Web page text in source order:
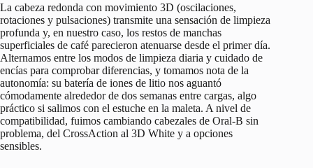
La cabeza redonda con movimiento 3D (oscilaciones,
rotaciones y pulsaciones) transmite una sensación de limpieza
profunda y, en nuestro caso, los restos de manchas
superficiales de café parecieron atenuarse desde el primer día.
Alternamos entre los modos de limpieza diaria y cuidado de
encías para comprobar diferencias, y tomamos nota de la
autonomía: su batería de iones de litio nos aguantó
cómodamente alrededor de dos semanas entre cargas, algo
práctico si salimos con el estuche en la maleta. A nivel de
compatibilidad, fuimos cambiando cabezales de Oral-B sin
problema, del CrossAction al 3D White y a opciones
sensibles.